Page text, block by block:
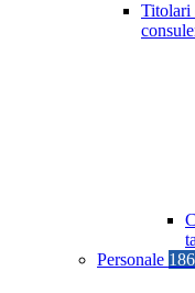
Titolari
Personale